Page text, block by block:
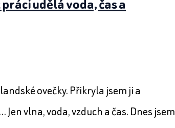
udělá voda, čas a
ovečky. Přikryla jsem ji a
vlna, voda, vzduch a čas. Dnes jsem